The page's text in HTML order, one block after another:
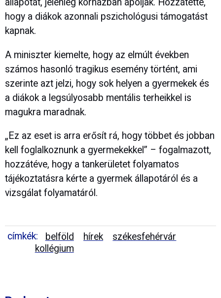
állapotát, jelenleg kórházban ápolják. Hozzátette,
hogy a diákok azonnali pszichológusi támogatást
kapnak.
A miniszter kiemelte, hogy az elmúlt években
számos hasonló tragikus esemény történt, ami
szerinte azt jelzi, hogy sok helyen a gyermekek és
a diákok a legsúlyosabb mentális terheikkel is
magukra maradnak.
„Ez az eset is arra erősít rá, hogy többet és jobban
kell foglalkoznunk a gyermekekkel” – fogalmazott,
hozzátéve, hogy a tankerületet folyamatos
tájékoztatásra kérte a gyermek állapotáról és a
vizsgálat folyamatáról.
címkék: belföld hírek
székesfehérvár
kollégium